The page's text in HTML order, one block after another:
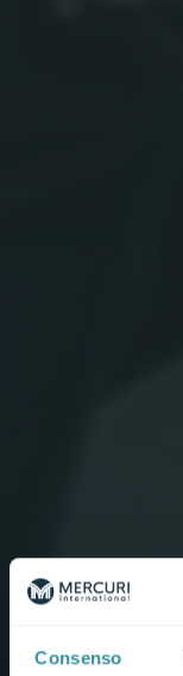
Consenso